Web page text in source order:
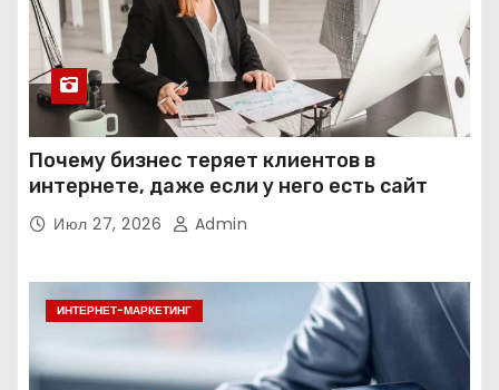
Почему бизнес теряет клиентов в
интернете, даже если у него есть сайт
Июл 27, 2026 Admin
ИНТЕРНЕТ-МАРКЕТИНГ